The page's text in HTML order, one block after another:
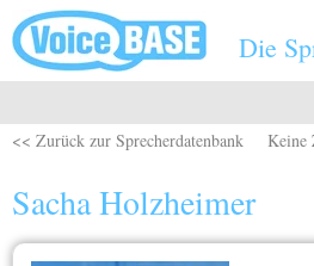
Direkt zum Inhalt
Die
<< Zurück zur Sprecherdatenbank Keine
Sacha Holzheimer